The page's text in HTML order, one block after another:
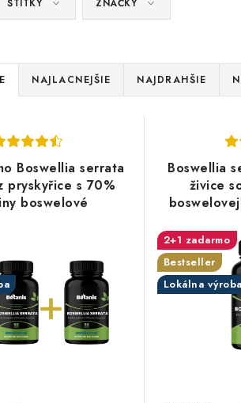
ŠTÍTKY ZNAČKY
NAJLACNEJŠIE NAJDRAHŠIE
Boswellia serrata
pryskyřice s 70%
boswelové
Boswellia
živice
2+1 zadarmo
Bestseller
Lokálna výroba